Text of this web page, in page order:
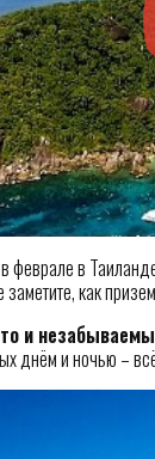
в
как
и
днём и ночью –